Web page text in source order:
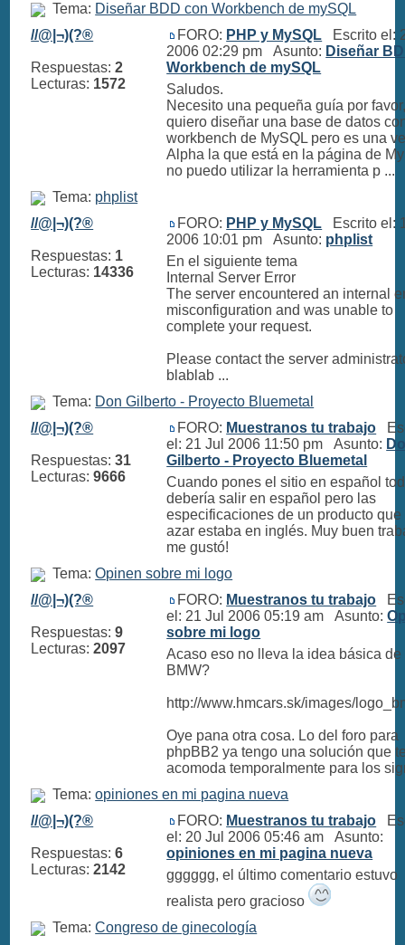
Tema: Diseñar BDD con Workbench de mySQL
//@|¬)(?®
Respuestas:2
Lecturas: 1572
FORO: PHP y MySQL Escrito el:
2006 02:29 pm Asunto: Diseñar
Workbench de mySQL
Saludos.
Necesito una pequeña guía por
quiero diseñar una base de datos
workbench de MySQL pero es una
Alpha la que está en la página de
no puedo utilizar la herramienta p ...
Tema: phplist
//@|¬)(?®
Respuestas: 1
Lecturas: 14336
FORO: PHP y MySQL Escrito el:
2006 10:01 pm Asunto: phplist
En el siguiente tema
Internal Server Error
The server encountered an internal
misconfiguration and was unable to
complete your request.
Please contact the server
blablab ...
Tema: Don Gilberto - Proyecto Bluemetal
//@|¬)(?®
Respuestas:31
Lecturas:9666
FORO: Muestranos tu trabajo
el: 21 Jul 2006 11:50 pm Asunto:
Gilberto - Proyecto Bluemetal
Cuando pones el sitio en español
debería salir en español pero las
especificaciones de un producto que
azar estaba en inglés. Muy buen
me gustó!
Tema:Opinen sobre mi logo
//@|¬)(?®
Respuestas:9
Lecturas:2097
FORO: Muestranos tu trabajo
el: 21 Jul 2006 05:19 am Asunto:
sobre mi logo
Acaso eso no lleva la idea básica de
BMW?
http://www.hmcars.sk/images/
Oye pana otra cosa. Lo del foro para
phpBB2 ya tengo una solución que
acomoda temporalmente para los
Tema:opiniones en mi pagina nueva
//@|¬)(?®
Respuestas:6
Lecturas:2142
FORO: Muestranos tu trabajo
el: 20 Jul 2006 05:46 am Asunto:
opiniones en mi pagina nueva
gggggg, el último comentario estuvo
realista pero gracioso
Tema:Congreso de ginecología